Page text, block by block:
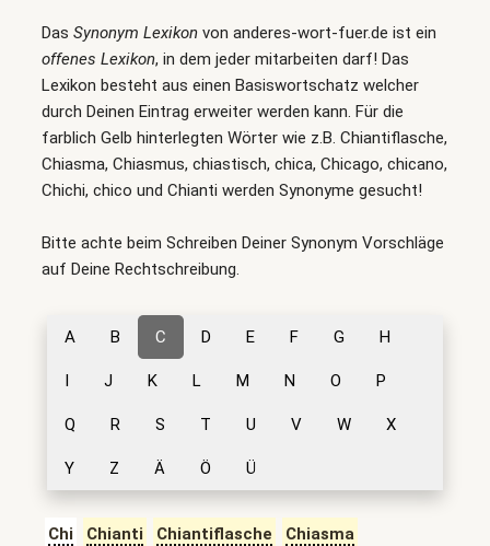
Das Synonym Lexikonvon anderes-wort-fuer.de ist ein
offenes Lexikon, in dem jeder mitarbeiten darf! Das
Lexikon besteht aus einen Basiswortschatz welcher
durch Deinen Eintrag erweiter werden kann. Für die
farblich Gelb hinterlegten Wörter wie z.B. Chiantiflasche,
Chiasma, Chiasmus, chiastisch, chica, Chicago, chicano,
Chichi, chico und Chianti werden Synonyme gesucht!
Bitte achte beim Schreiben Deiner Synonym Vorschläge
auf Deine Rechtschreibung.
A B C D E F G H
I J K L M N O P
Q R S T U V W X
Y Z Ä Ö Ü
Chi Chianti Chiantiflasche
Chiasma